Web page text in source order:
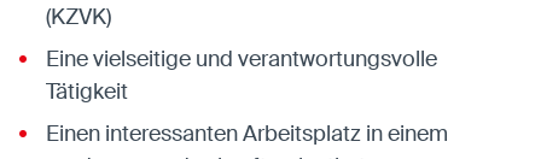
(KZVK)
Eine vielseitige und verantwortungsvolle
Tätigkeit
Einen interessanten Arbeitsplatz in einem